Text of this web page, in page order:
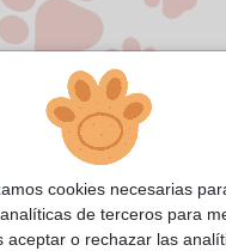
cookies necesarias
de terceros para
aceptar o rechazar las